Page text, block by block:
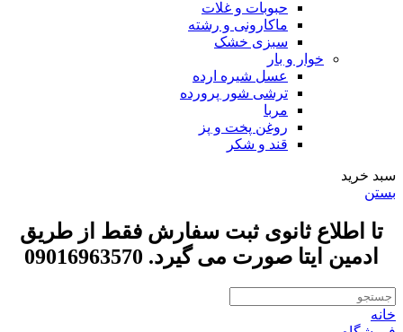
حبوبات و غلات
ماکارونی و رشته
سبزی خشک
خوار و بار
عسل شیره ارده
ترشی شور پرورده
مربا
روغن پخت و پز
قند و شکر
سبد خرید
بستن
تا اطلاع ثانوی ثبت سفارش فقط از طریق
ادمین ایتا صورت می گیرد. 09016963570
خانه